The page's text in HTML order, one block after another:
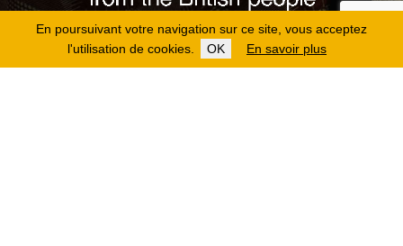
En poursuivant votre navigation sur ce site, vous acceptez
l'utilisation de cookies.
OK En savoir plus